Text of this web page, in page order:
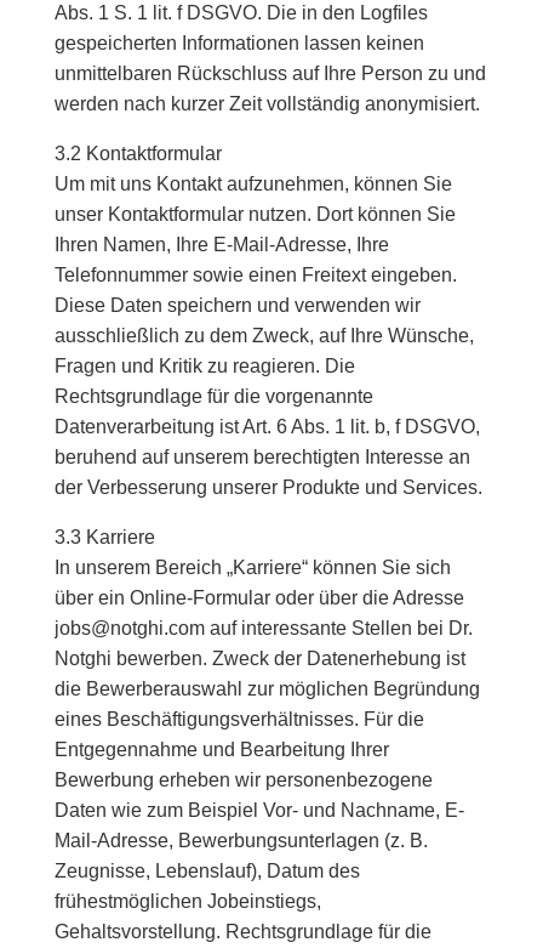
Abs. 1 S. 1 lit. f DSGVO. Die in den Logfiles
gespeicherten Informationen lassen keinen
unmittelbaren Rückschluss auf Ihre Person zu und
werden nach kurzer Zeit vollständig anonymisiert.
3.2 Kontaktformular
Um mit uns Kontakt aufzunehmen, können Sie
unser Kontaktformular nutzen. Dort können Sie
Ihren Namen, Ihre E-Mail-Adresse, Ihre
Telefonnummer sowie einen Freitext eingeben.
Diese Daten speichern und verwenden wir
ausschließlich zu dem Zweck, auf Ihre Wünsche,
Fragen und Kritik zu reagieren. Die
Rechtsgrundlage für die vorgenannte
Datenverarbeitung ist Art. 6 Abs. 1 lit. b, f DSGVO,
beruhend auf unserem berechtigten Interesse an
der Verbesserung unserer Produkte und Services.
3.3 Karriere
In unserem Bereich „Karriere“ können Sie sich
über ein Online-Formular oder über die Adresse
jobs@notghi.com auf interessante Stellen bei Dr.
Notghi bewerben. Zweck der Datenerhebung ist
die Bewerberauswahl zur möglichen Begründung
eines Beschäftigungsverhältnisses. Für die
Entgegennahme und Bearbeitung Ihrer
Bewerbung erheben wir personenbezogene
Daten wie zum Beispiel Vor- und Nachname, E-
Mail-Adresse, Bewerbungsunterlagen (z. B.
Zeugnisse, Lebenslauf), Datum des
frühestmöglichen Jobeinstiegs,
Gehaltsvorstellung. Rechtsgrundlage für die